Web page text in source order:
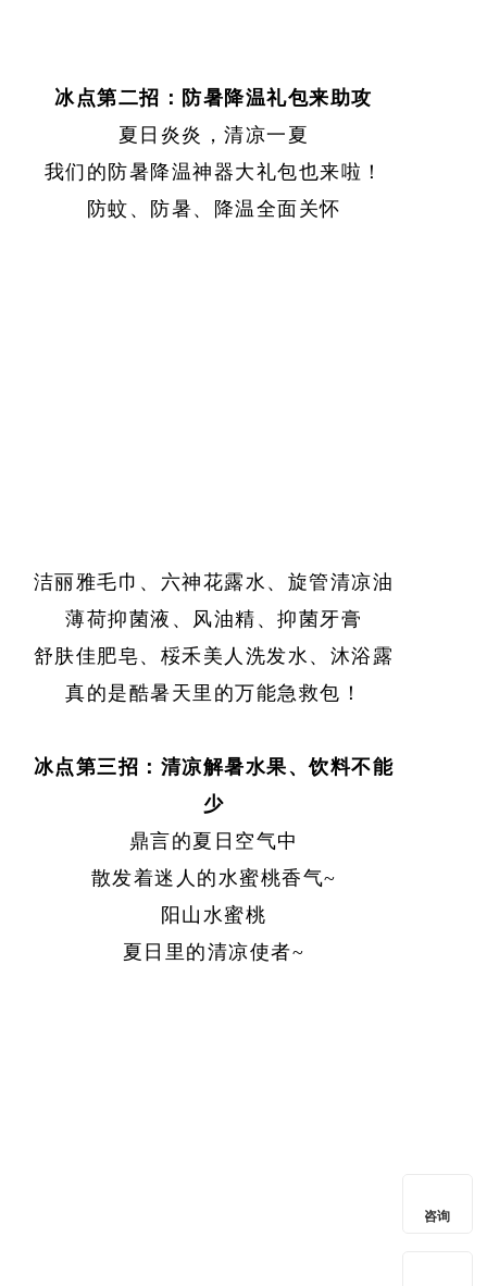
冰点第二招：防暑降温礼包来助攻
夏日炎炎，清凉一夏
我们的防暑降温神器大礼包也来啦！
防蚊、防暑、降温全面关怀
洁丽雅毛巾、六神花露水、旋管清凉油
薄荷抑菌液、风油精、抑菌牙膏
舒肤佳肥皂、桵禾美人洗发水、沐浴露
真的是酷暑天里的万能急救包！
冰点第三招：清凉解暑水果、饮料不能
少
鼎言的夏日空气中
散发着迷人的水蜜桃香气~
阳山水蜜桃
夏日里的清凉使者~
咨询